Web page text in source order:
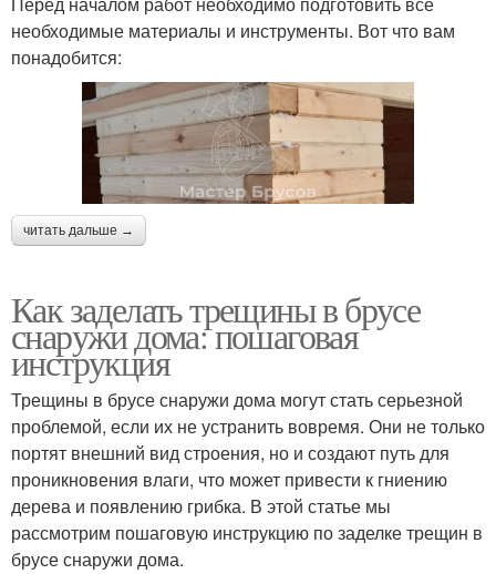
необходимые материалы и инструменты. Вот что вам
понадобится:
читать дальше →
Как заделать трещины в брусе
снаружи дома: пошаговая
инструкция
Трещины в брусе снаружи дома могут стать серьезной
проблемой, если их не устранить вовремя. Они не только
портят внешний вид строения, но и создают путь для
проникновения влаги, что может привести к гниению
дерева и появлению грибка. В этой статье мы
рассмотрим пошаговую инструкцию по заделке трещин в
брусе снаружи дома.